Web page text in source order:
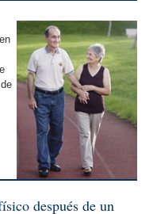
después de un